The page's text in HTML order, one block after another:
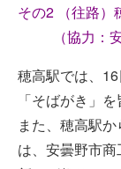
その2 （往路）
（協力：安
穂高駅では、
「そばがき」
また、穂高駅
は、安曇野市